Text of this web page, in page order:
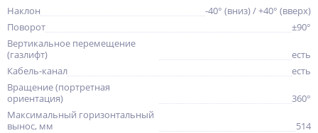
Наклон
-40° (вниз) / +40° (вверх)
Поворот
±90°
Вертикальное перемещение
(газлифт)
есть
Кабель-канал
есть
Вращение (портретная
ориентация)
360°
Максимальный горизонтальный
вынос, мм
514